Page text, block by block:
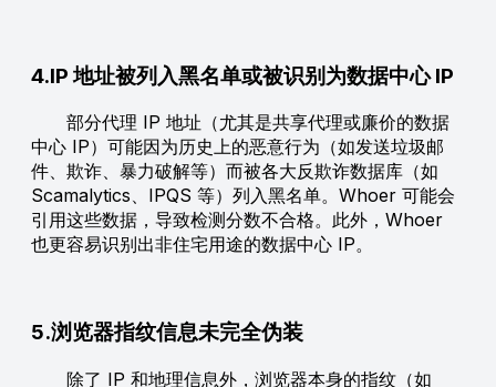
4.IP 地址被列入黑名单或被识别为数据中心 IP
部分代理 IP 地址（尤其是共享代理或廉价的数据
中心 IP）可能因为历史上的恶意行为（如发送垃圾邮
件、欺诈、暴力破解等）而被各大反欺诈数据库（如
Scamalytics、IPQS 等）列入黑名单。Whoer 可能会
引用这些数据，导致检测分数不合格。此外，Whoer
也更容易识别出非住宅用途的数据中心 IP。
5.浏览器指纹信息未完全伪装
除了 IP 和地理信息外，浏览器本身的指纹（如